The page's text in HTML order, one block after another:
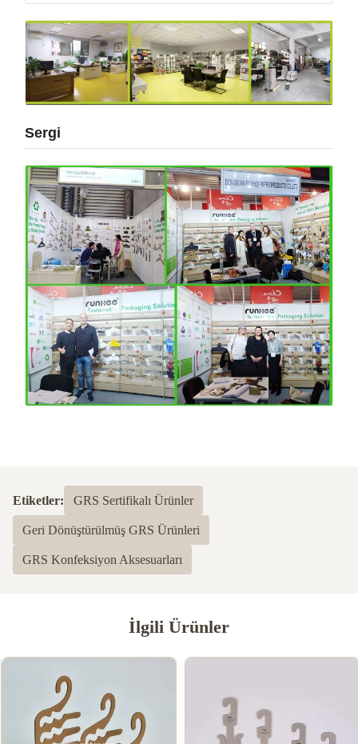
Sergi
Etiketler: GRS Sertifikalı Ürünler
Geri Dönüştürülmüş GRS Ürünleri
GRS Konfeksiyon Aksesuarları
İlgili Ürünler